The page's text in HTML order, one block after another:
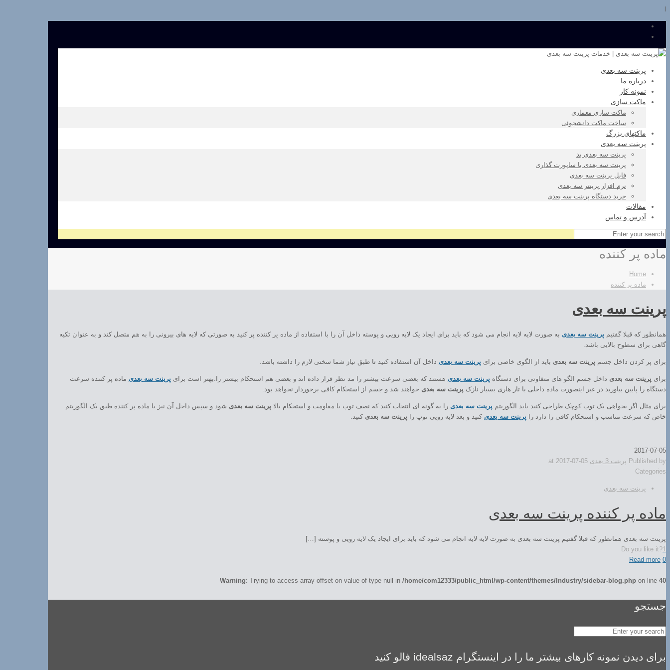
پرینت سه بعدی
درباره ما
نمونه کار
ماکت سازی
ماکت سازی معماری
ساخت ماکت دانشجوئی
ماکتهای بزرگ
پرینت سه بعدی
پرینت سه بعدی بد
پرینت سه بعدی با ساپورت گذاری
فایل پرینت سه بعدی
نرم افزار پرینتر سه بعدی
خرید دستگاه پرینت سه بعدی
مقالات
آدرس و تماس
ماده پر کننده
Home
ماده پر کننده
پرینت سه بعدی
همانطور که قبلا گفتیم پرینت سه بعدی به صورت لایه لایه انجام می شود که باید برای ایجاد یک لایه رویی و پوسته داخل آن را با استفاده از ماده پر کننده پر کنید به صورتی که لایه های بیرونی را به هم متصل کند و به عنوان تکیه
گاهی برای سطوح بالایی باشد.
برای پر کردن داخل جسم پرینت سه بعدی باید از الگوی خاصی برای پرینت سه بعدی داخل آن استفاده کنید تا طبق نیاز شما سختی لازم را داشته باشد.
برای پرینت سه بعدی داخل جسم الگو های متفاوتی برای دستگاه پرینت سه بعدی هستند که بعضی سرعت بیشتر را مد نظر قرار داده اند و بعضی هم استحکام بیشتر را.بهتر است برای پرینت سه بعدی ماده پر کننده سرعت
دستگاه را پایین بیاورید در غیر اینصورت ماده داخلی با تار هاری بسیار نازک پرینت سه بعدی خواهند شد و جسم از استحکام کافی برخوردار نخواهد بود.
برای مثال اگر بخواهی یک توپ کوچک طراحی کنید باید الگوریتم پرینت سه بعدی را به گونه ای انتخاب کنید که نصف توپ با مقاومت و استحکام بالا پرینت سه بعدی شود و سپس داخل آن نیز با ماده پر کننده طبق یک الگوریتم
خاص که سرعت مناسب و استحکام کافی را دارد را پرینت سه بعدی کنید و بعد لایه رویی توپ را پرینت سه بعدی کنید.
2017-07-05
Published by پرینت 3 بعدی at 2017-07-05
Categories
پرینت سه بعدی
ماده پر کننده پرینت سه بعدی
پرینت سه بعدی همانطور که قبلا گفتیم پرینت سه بعدی به صورت لایه لایه انجام می شود که باید برای ایجاد یک لایه رویی و پوسته […]
Do you like it?1
0
Read more
Warning: Trying to access array offset on value of type null in /home/com12333/public_html/wp-content/themes/Industry/sidebar-blog.php on line 40
جستجو
برای دیدن نمونه کارهای بیشتر ما را در اینستگرام idealsaz فالو کنید